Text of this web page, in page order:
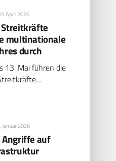
April 2026
Streitkräfte
multinationale
durch
13. Mai führen die
Januar 2026
Angriffe auf